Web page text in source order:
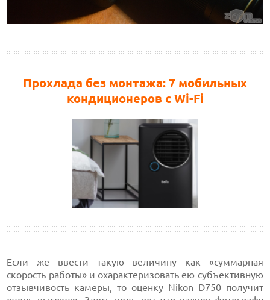
Прохлада без монтажа: 7 мобильных
кондиционеров с Wi-Fi
Если же ввести такую величину как «суммарная
скорость работы» и охарактеризовать ею субъективную
отзывчивость камеры, то оценку Nikon D750 получит